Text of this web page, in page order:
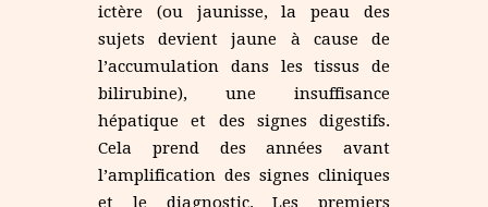
ictère (ou jaunisse, la peau des
sujets devient jaune à cause de
l’accumulation dans les tissus de
bilirubine), une insuffisance
hépatique et des signes digestifs.
Cela prend des années avant
l’amplification des signes cliniques
et le diagnostic. Les premiers